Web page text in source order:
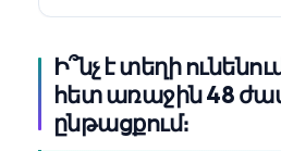
Ի՞նչ է տեղի
հետ առաջին 48
ընթացքում։